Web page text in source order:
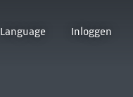
Language Inloggen